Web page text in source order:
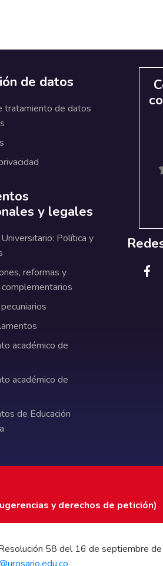
de datos
tratamiento de datos
y legales
Política y
reformas y
académico de
académico de
de Educación
y derechos de petición)
58 del 16 de septiembre